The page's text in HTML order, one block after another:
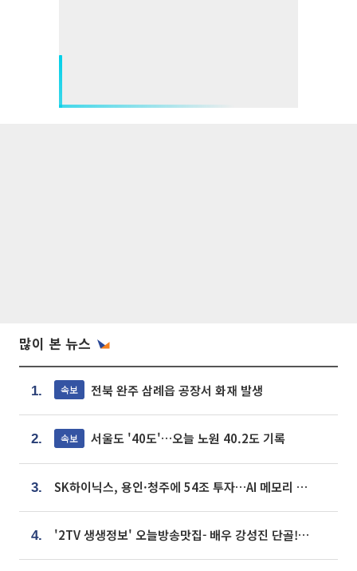
많이 본 뉴스
1. 속보 전북 완주 삼례읍 공장서 화재 발생
2. 속보 서울도 '40도'…오늘 노원 40.2도 기록
3. SK하이닉스, 용인·청주에 54조 투자…AI 메모리 생산기지 키운다
4. '2TV 생생정보' 오늘방송맛집- 배우 강성진 단골! 쌀국수ㆍ푸팟퐁 커리 맛집 '블○○○'